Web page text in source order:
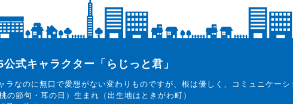
式キャラクター「らじっと君」
ラなのに無口で愛想がない変わりものですが、根は優しく、コミュニケーシ
の節句・耳の日）生まれ（出生地はときがわ町）